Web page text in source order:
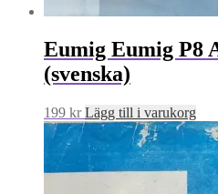
Eumig Eumig P8
(svenska)
199 kr Lägg till i varukorg